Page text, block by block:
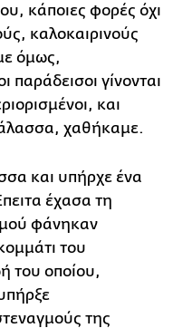
κάποιες φορές όχι
καλοκαιρινούς
όμως,
παράδεισοι γίνονται
και
χαθήκαμε.
και υπήρχε ένα
έχασα τη
φάνηκαν
του
του οποίου,
της